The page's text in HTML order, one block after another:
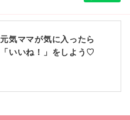
元気ママが気に入ったら
「いいね！」をしよう♡